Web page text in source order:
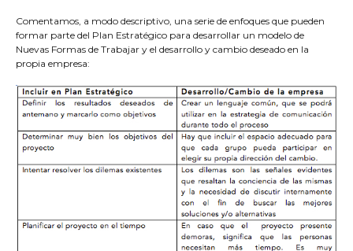
Comentamos, a modo descriptivo, una serie de enfoques que pueden
formar parte del Plan Estratégico para desarrollar un modelo de
Nuevas Formas de Trabajar y el desarrollo y cambio deseado en la
propia empresa: